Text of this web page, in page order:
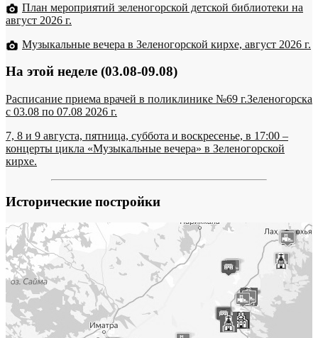
План мероприятий зеленогорской детской библиотеки на
август 2026 г.
Музыкальные вечера в Зеленогорской кирхе, август 2026 г.
На этой неделе (03.08-09.08)
Расписание приема врачей в поликлинике №69 г.Зеленогорска
c 03.08 по 07.08 2026 г.
7, 8 и 9 августа, пятница, суббота и воскресенье, в 17:00 –
концерты цикла «Музыкальные вечера» в Зеленогорской
кирхе.
Исторические постройки